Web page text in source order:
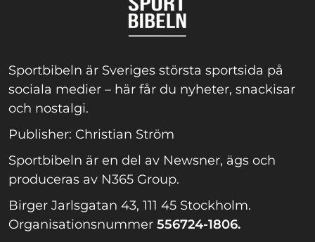
Sportbibeln är Sveriges största sportsida på
sociala medier – här får du nyheter, snackisar
och nostalgi.
Publisher: Christian Ström
Sportbibeln är en del av Newsner, ägs och
produceras av N365 Group.
Birger Jarlsgatan 43, 111 45 Stockholm.
Organisationsnummer 556724-1806.